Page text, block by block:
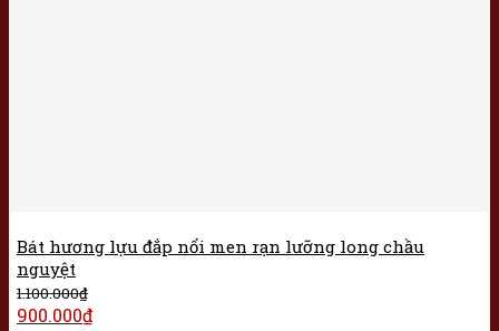
Bát hương lựu đắp nổi men rạn lưỡng long chầu
nguyệt
1.100.000₫
900.000₫